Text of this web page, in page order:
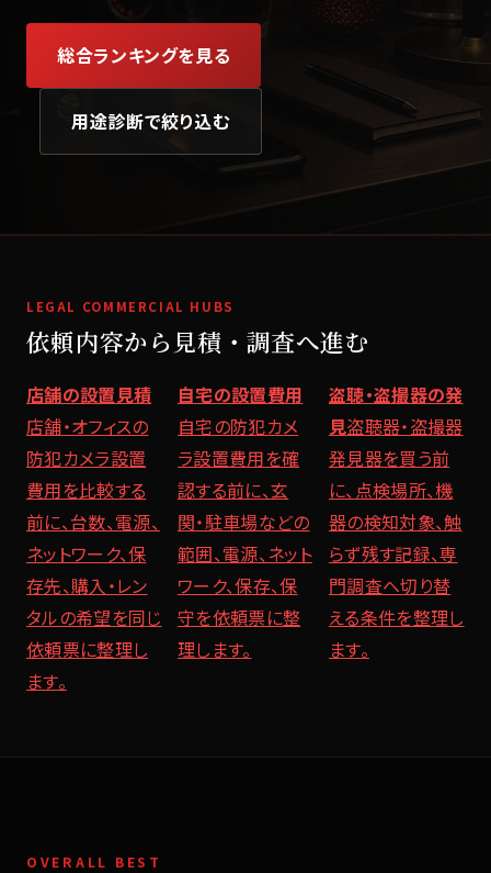
総合ランキングを見る
用途診断で絞り込む
LEGAL COMMERCIAL HUBS
依頼内容から見積・調査へ進む
店舗の設置見積
店舗・オフィスの
防犯カメラ設置
費用を比較する
前に、台数、電源、
ネットワーク、保
存先、購入・レン
タルの希望を同じ
依頼票に整理し
ます。
自宅の設置費用
自宅の防犯カメ
ラ設置費用を確
認する前に、玄
関・駐車場などの
範囲、電源、ネット
ワーク、保存、保
守を依頼票に整
理します。
盗聴・盗撮器の発
見盗聴器・盗撮器
発見器を買う前
に、点検場所、機
器の検知対象、触
らず残す記録、専
門調査へ切り替
える条件を整理し
ます。
OVERALL BEST